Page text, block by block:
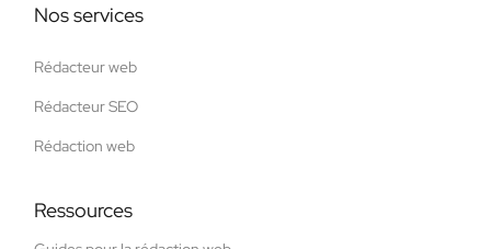
Nos services
Rédacteur web
Rédacteur SEO
Rédaction web
Ressources